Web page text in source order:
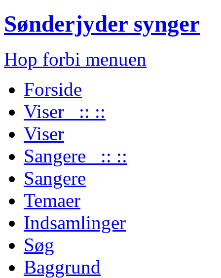
Sønderjyder synger
Hop forbi menuen
Forside
Viser :: ::
Viser
Sangere :: ::
Sangere
Temaer
Indsamlinger
Søg
Baggrund